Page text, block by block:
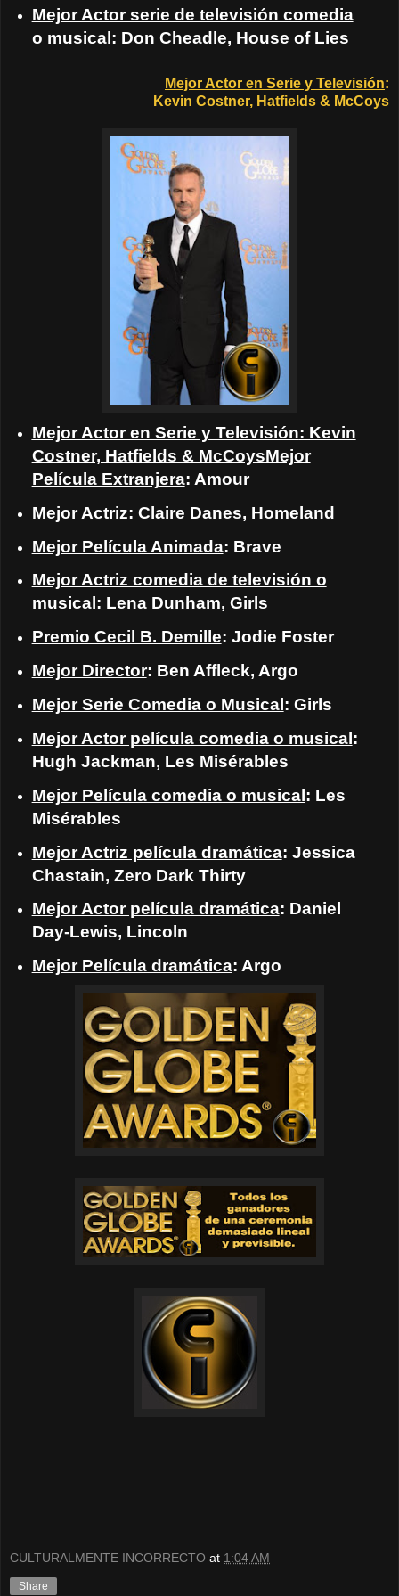
Mejor Actor serie de televisión comedia
o musical : Don Cheadle, House of Lies
Mejor Actor en Serie y Televisión:
Kevin Costner, Hatfields & McCoys
Mejor Actor en Serie y Televisión: Kevin
Costner, Hatfields & McCoysMejor
Película Extranjera: Amour
Mejor Actriz: Claire Danes, Homeland
Mejor Película Animada: Brave
Mejor Actriz comedia de televisión o
musical : Lena Dunham, Girls
Premio Cecil B. Demille: Jodie Foster
Mejor Director: Ben Affleck, Argo
Mejor Serie Comedia o Musical : Girls
Mejor Actor película comedia o musical:
Hugh Jackman, Les Misérables
Mejor Película comedia o musical: Les
Misérables
Mejor Actriz película dramática: Jessica
Chastain, Zero Dark Thirty
Mejor Actor película dramática: Daniel
Day-Lewis, Lincoln
Mejor Película dramática: Argo
CULTURALMENTE INCORRECTO at 1:04 AM
Share